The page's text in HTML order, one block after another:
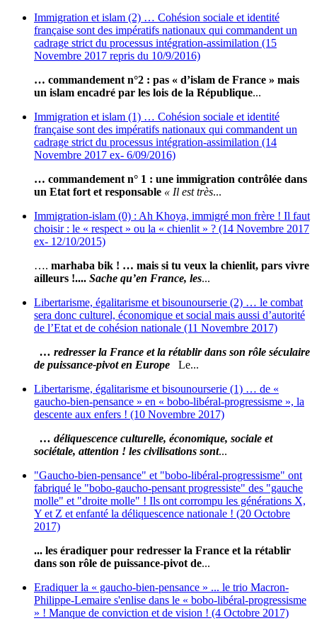
Immigration et islam (2) … Cohésion sociale et identité
française sont des impératifs nationaux qui commandent un
cadrage strict du processus intégration-assimilation (15
Novembre 2017 repris du 10/9/2016)
… commandement n°2 : pas « d’islam de France » mais
un islam encadré par les lois de la République...
Immigration et islam (1) … Cohésion sociale et identité
française sont des impératifs nationaux qui commandent un
cadrage strict du processus intégration-assimilation (14
Novembre 2017 ex- 6/09/2016)
… commandement n° 1 : une immigration contrôlée dans
un Etat fort et responsable « Il est très...
Immigration-islam (0) : Ah Khoya, immigré mon frère ! Il faut
choisir : le « respect » ou la « chienlit » ? (14 Novembre 2017
ex- 12/10/2015)
…. marhaba bik ! … mais si tu veux la chienlit, pars vivre
ailleurs !.... Sache qu’en France, les...
Libertarisme, égalitarisme et bisounourserie (2) … le combat
sera donc culturel, économique et social mais aussi d’autorité
de l’Etat et de cohésion nationale (11 Novembre 2017)
… redresser la France et la rétablir dans son rôle séculaire
de puissance-pivot en Europe Le...
Libertarisme, égalitarisme et bisounourserie (1) … de «
gaucho-bien-pensance » en « bobo-libéral-progressisme », la
descente aux enfers ! (10 Novembre 2017)
… déliquescence culturelle, économique, sociale et
sociétale, attention ! les civilisations sont...
"Gaucho-bien-pensance" et "bobo-libéral-progressisme" ont
fabriqué le "bobo-gaucho-pensant progressiste" des "gauche
molle" et "droite molle" ! Ils ont corrompu les générations X,
Y et Z et enfanté la déliquescence nationale ! (20 Octobre
2017)
... les éradiquer pour redresser la France et la rétablir
dans son rôle de puissance-pivot de...
Eradiquer la « gaucho-bien-pensance » ... le trio Macron-
Philippe-Lemaire s'enlise dans le « bobo-libéral-progressisme
» ! Manque de conviction et de vision ! (4 Octobre 2017)